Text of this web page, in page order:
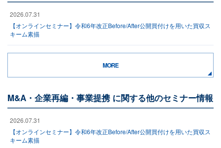
2026.07.31
【オンラインセミナー】令和6年改正Before/After公開買付けを用いた買収ス
キーム素描
MORE
M&A・企業再編・事業提携 に関する他のセミナー情報
2026.07.31
【オンラインセミナー】令和6年改正Before/After公開買付けを用いた買収ス
キーム素描